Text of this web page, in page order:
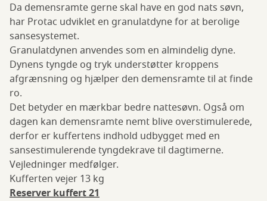
Da demensramte gerne skal have en god nats søvn,
har Protac udviklet en granulatdyne for at berolige
sansesystemet.
Granulatdynen anvendes som en almindelig dyne.
Dynens tyngde og tryk understøtter kroppens
afgrænsning og hjælper den demensramte til at finde
ro.
Det betyder en mærkbar bedre nattesøvn. Også om
dagen kan demensramte nemt blive overstimulerede,
derfor er kuffertens indhold udbygget med en
sansestimulerende tyngdekrave til dagtimerne.
Vejledninger medfølger.
Kufferten vejer 13 kg
Reserver kuffert 21